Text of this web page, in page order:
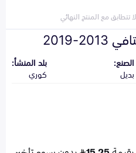
تتطابق مع المنتج النهائي
2019
الصنع:
بديل
بلد المنشأ:
كوري